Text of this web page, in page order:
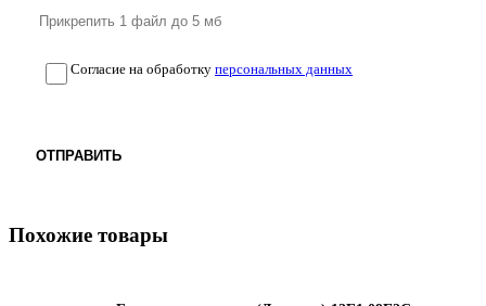
Согласие на обработку персональных данных
ОТПРАВИТЬ
Похожие товары